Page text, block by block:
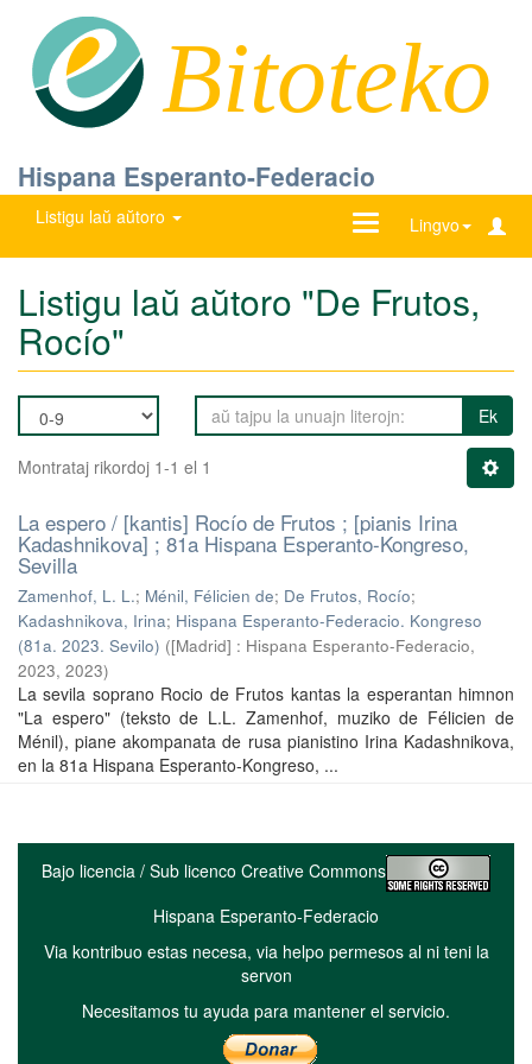
Bitoteko
Hispana Esperanto-Federacio
Listigu laŭ aŭtoro Lingvo
Ŝanĝu
Listigu laŭ aŭtoro "De Frutos,
Rocío"
Ek
Montrataj rikordoj 1-1 el 1
La espero / [kantis] Rocío de Frutos ; [pianis Irina
Kadashnikova] ; 81a Hispana Esperanto-Kongreso,
Sevilla
Zamenhof, L. L.; Ménil, Félicien de; De Frutos, Rocío;
Kadashnikova, Irina; Hispana Esperanto-Federacio. Kongreso
(81a. 2023. Sevilo) ([Madrid] : Hispana Esperanto-Federacio,
2023, 2023)
La sevila soprano Rocio de Frutos kantas la esperantan himnon
"La espero" (teksto de L.L. Zamenhof, muziko de Félicien de
Ménil), piane akompanata de rusa pianistino Irina Kadashnikova,
en la 81a Hispana Esperanto-Kongreso, ...
Bajo licencia / Sub licenco Creative Commons
Hispana Esperanto-Federacio
Via kontribuo estas necesa, via helpo permesos al ni teni la
servon
Necesitamos tu ayuda para mantener el servicio.